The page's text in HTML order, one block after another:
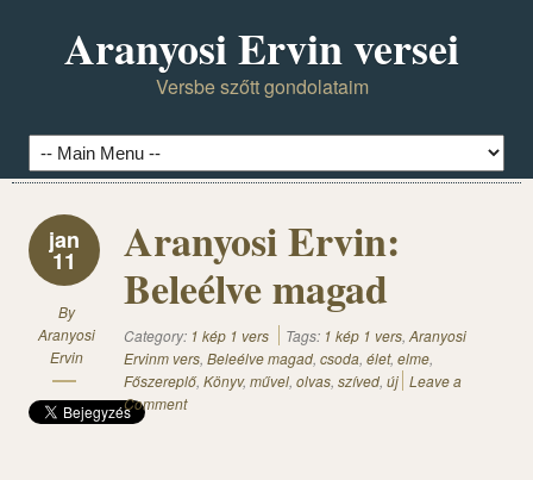
Aranyosi Ervin versei
Versbe szőtt gondolataim
jan
11
By
Aranyosi
Ervin
Aranyosi Ervin:
Beleélve magad
Category: 1 kép 1 vers Tags: 1 kép 1 vers, Aranyosi
Ervinm vers, Beleélve magad, csoda, élet, elme,
Főszereplő, Könyv, művel, olvas, szíved, új Leave a
Comment